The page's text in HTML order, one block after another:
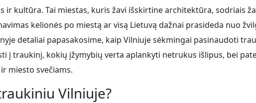
ir kultūra. Tai miestas, kuris žavi išskirtine architektūra, sodriais
kelionės po miestą ar visą Lietuvą dažnai prasideda nuo
detaliai papasakosime, kaip Vilniuje sėkmingai pasinaudoti
į traukinį, kokių įžymybių verta aplankyti netrukus išlipus, bei
miesto svečiams.
Vilniuje?